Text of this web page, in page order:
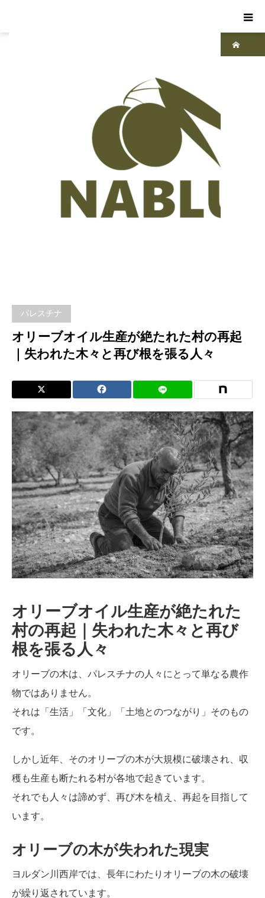
たれ
起｜
失わ
れた
木々
と再
び根
を張
る
パレスチナ
オリーブオイル生産が絶たれた村の再起
｜失われた木々と再び根を張る人々
オリーブオイル生産が絶たれた
村の再起｜失われた木々と再び
根を張る人々
オリーブの木は、パレスチナの人々にとって単なる農作
物ではありません。
それは「生活」「文化」「土地とのつながり」そのもの
です。
しかし近年、そのオリーブの木が大規模に破壊され、収
穫も生産も断たれる村が各地で起きています。
それでも人々は諦めず、再び木を植え、再起を目指して
います。
オリーブの木が失われた現実
ヨルダン川西岸では、長年にわたりオリーブの木の破壊
が繰り返されています。